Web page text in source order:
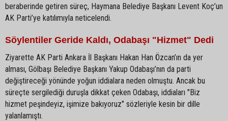
beraberinde getiren süreç, Haymana Belediye Başkanı Levent Koç’un
AK Parti’ye katılımıyla neticelendi.
Söylentiler Geride Kaldı, Odabaşı "Hizmet" Dedi
Ziyarette AK Parti Ankara İl Başkanı Hakan Han Özcan’ın da yer
alması, Gölbaşı Belediye Başkanı Yakup Odabaşı’nın da parti
değiştireceği yönünde yoğun iddialara neden olmuştu. Ancak bu
süreçte sergilediği duruşla dikkat çeken Odabaşı, iddiaları "Biz
hizmet peşindeyiz, işimize bakıyoruz" sözleriyle kesin bir dille
yalanlamıştı.